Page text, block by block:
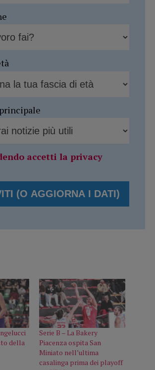
accetti la privacy
della
Serie B – La Bakery
Piacenza ospita San
Miniato nell’ultima
casalinga prima dei playoff